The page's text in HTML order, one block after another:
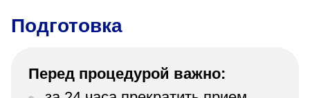
Подготовка
Перед процедурой важно: